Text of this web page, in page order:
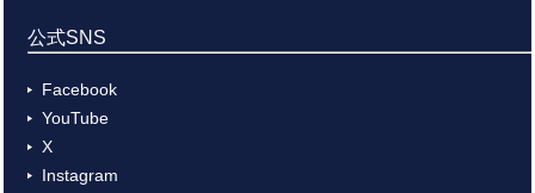
公式SNS
Facebook
YouTube
X
Instagram